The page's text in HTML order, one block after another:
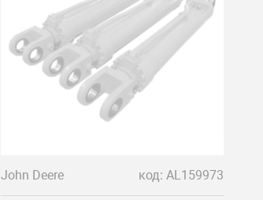
John Deere код: AL159973